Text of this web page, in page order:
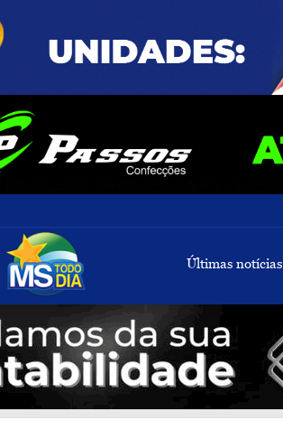
Últimas notícias